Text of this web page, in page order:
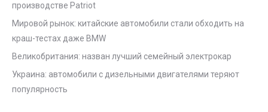
производстве Patriot
Мировой рынок: китайские автомобили стали обходить на
краш-тестах даже BMW
Великобритания: назван лучший семейный электрокар
Украина: автомобили с дизельными двигателями теряют
популярность